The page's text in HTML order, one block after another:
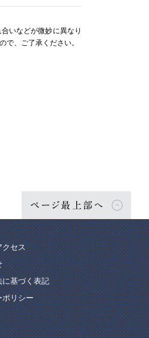
いなどが微妙に異なり
で、ご了承ください。
ページ最上部へ
クセス
に基づく表記
ポリシー